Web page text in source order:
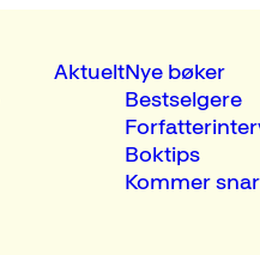
AktueltNye bøker
Bestselgere
Boktips
Kommer